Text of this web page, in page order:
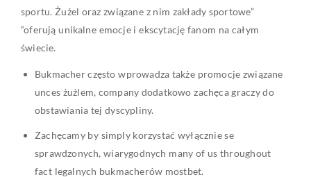
sportu. Żużel oraz związane z nim zakłady sportowe”
“oferują unikalne emocje i ekscytację fanom na całym
świecie.
Bukmacher często wprowadza także promocje związane
unces żużlem, company dodatkowo zachęca graczy do
obstawiania tej dyscypliny.
Zachęcamy by simply korzystać wyłącznie se
sprawdzonych, wiarygodnych many of us throughout
fact legalnych bukmacherów mostbet.